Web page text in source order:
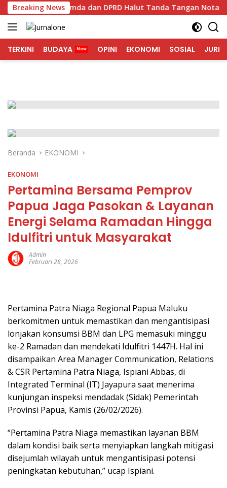
Langsung
ke
konten
Breaking NewsPemda dan DPRD Halut Tanda Tangan Nota
TERKINI BUDAYA OPINI EKONOMI SOSIAL
Beranda EKONOMI
EKONOMI
Pertamina Bersama Pemprov
Papua Jaga Pasokan & Layanan
Energi Selama Ramadan Hingga
Idulfitri untuk Masyarakat
Admin
Februari 28, 2026
Pertamina Patra Niaga Regional Papua Maluku
berkomitmen untuk memastikan dan mengantisipasi
lonjakan konsumsi BBM dan LPG memasuki minggu
ke-2 Ramadan dan mendekati Idulfitri 1447H. Hal ini
disampaikan Area Manager Communication, Relations
& CSR Pertamina Patra Niaga, Ispiani Abbas, di
Integrated Terminal (IT) Jayapura saat menerima
kunjungan inspeksi mendadak (Sidak) Pemerintah
Provinsi Papua, Kamis (26/02/2026).
“Pertamina Patra Niaga memastikan layanan BBM
dalam kondisi baik serta menyiapkan langkah mitigasi
disejumlah wilayah untuk mengantisipasi potensi
peningkatan kebutuhan,” ucap Ispiani.